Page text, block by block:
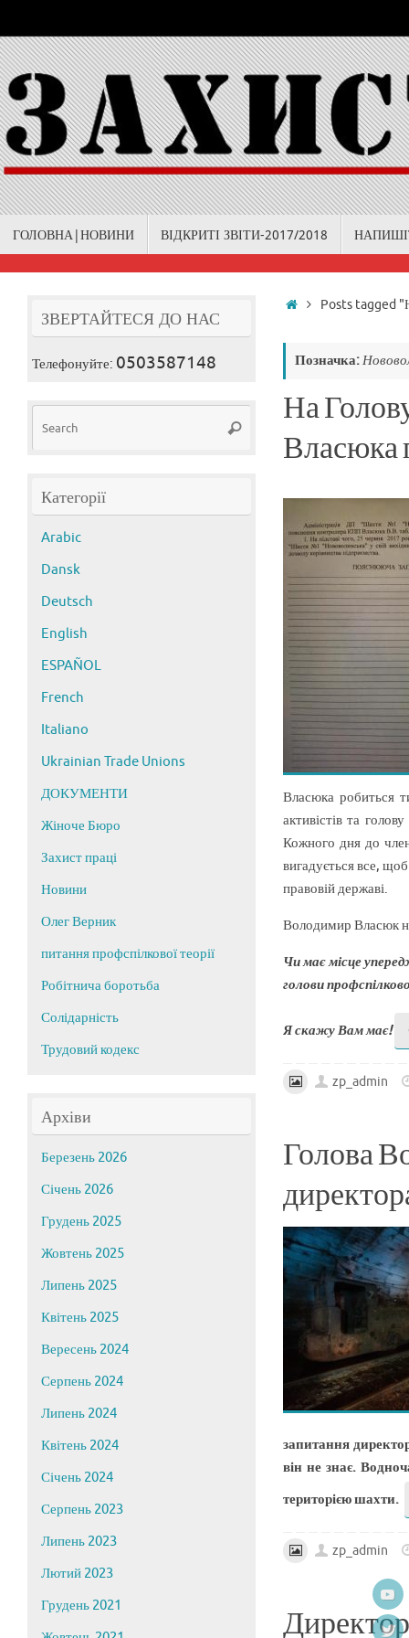
to
content
ГОЛОВНА|НОВИНИ ВІДКРИТІ ЗВІТИ-2017/2018
HomePosts tagged
Позначка:
На
Власюка
Власюка робиться
активістів та
Кожного дня до
вигадується все,
правовій державі.
Володимир Власюк
Чи має місце
голови
Я скажу Вам має!
zp_admin
Голова
запитання
він не знає.
територією шахти.
zp_admin
ЗВЕРТАЙТЕСЯ ДО НАС
Телефонуйте: 0503587148
Search
Search
Категорії
Arabic
Dansk
Deutsch
English
ESPAÑOL
French
Italiano
Ukrainian Trade Unions
ДОКУМЕНТИ
Жіноче Бюро
Захист праці
Новини
Олег Верник
питання профспілкової теорії
Робітнича боротьба
Солідарність
Трудовий кодекс
Архіви
Березень 2026
Січень 2026
Грудень 2025
Жовтень 2025
Липень 2025
Квітень 2025
Вересень 2024
Серпень 2024
Липень 2024
Квітень 2024
Січень 2024
Серпень 2023
Липень 2023
Лютий 2023
Грудень 2021